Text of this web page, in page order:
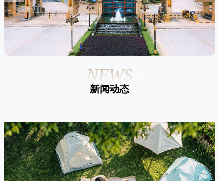
NEWS
新闻动态